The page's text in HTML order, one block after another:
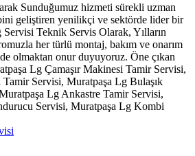
Sunduğumuz hizmeti sürekli uzman
geliştiren yenilikçi ve sektörde lider bir
Teknik Servis Olarak, Yılların
her türlü montaj, bakım ve onarım
olmaktan onur duyuyoruz. Öne çıkan
Lg Çamaşır Makinesi Tamir Servisi,
Servisi, Muratpaşa Lg Bulaşık
Lg Ankastre Tamir Servisi,
Servisi, Muratpaşa Lg Kombi